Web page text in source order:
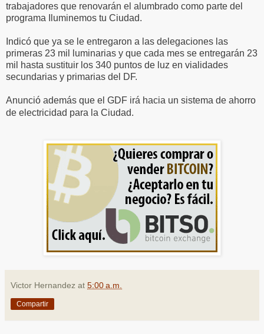
trabajadores que renovarán el alumbrado como parte del
programa Iluminemos tu Ciudad.
Indicó que ya se le entregaron a las delegaciones las
primeras 23 mil luminarias y que cada mes se entregarán 23
mil hasta sustituir los 340 puntos de luz en vialidades
secundarias y primarias del DF.
Anunció además que el GDF irá hacia un sistema de ahorro
de electricidad para la Ciudad.
Victor Hernandez at 5:00 a.m.
Compartir